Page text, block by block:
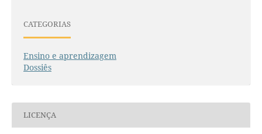
CATEGORIAS
Ensino e aprendizagem
Dossiês
LICENÇA